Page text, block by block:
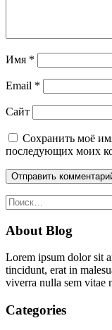
Имя *
Email *
Сайт
Сохранить моё
последующих моих
Найти:
About Blog
Lorem ipsum dolor sit
tincidunt, erat in
viverra nulla sem vitae
Categories